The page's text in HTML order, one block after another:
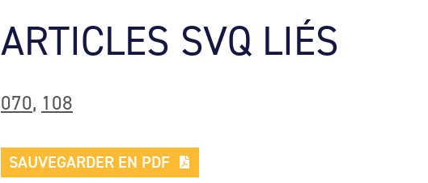
ARTICLES SVQ LIÉS
070, 108
SAUVEGARDER EN PDF